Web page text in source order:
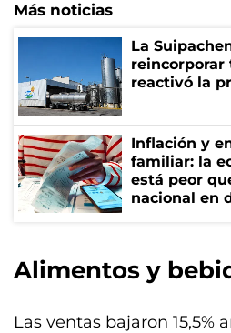
Más noticias
La
reincorporar
reactivó la
Inflación y
familiar: la
está peor
nacional en
Alimentos y
Las ventas bajaron 15,5%